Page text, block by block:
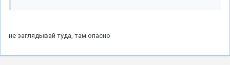
не заглядывай туда, там опасно